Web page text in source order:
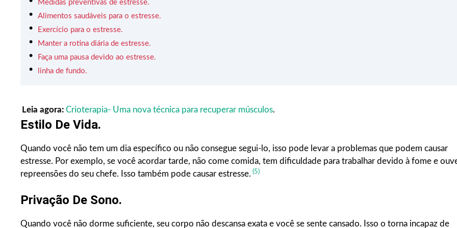
Medidas preventivas de estresse.
Alimentos saudáveis para o estresse.
Exercício para o estresse.
Manter a rotina diária de estresse.
Faça uma pausa devido ao estresse.
linha de fundo.
Leia agora: Crioterapia- Uma nova técnica para recuperar músculos.
Estilo De Vida.
Quando você não tem um dia específico ou não consegue segui-lo, isso pode levar a problemas que podem causar
estresse. Por exemplo, se você acordar tarde, não come comida, tem dificuldade para trabalhar devido à fome e
repreensões do seu chefe. Isso também pode causar estresse. (5)
Privação De Sono.
Quando você não dorme suficiente, seu corpo não descansa exata e você se sente cansado. Isso o torna incapaz de